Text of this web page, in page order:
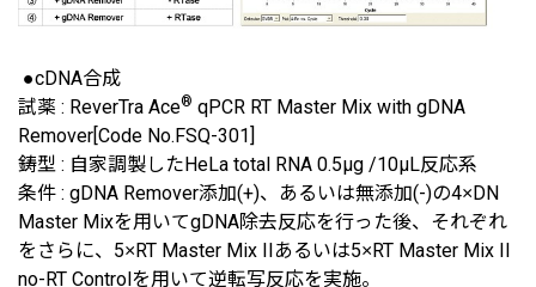
●cDNA合成
試薬 : ReverTra Ace® qPCR RT Master Mix with gDNA
Remover[Code No.FSQ-301]
鋳型 : 自家調製したHeLa total RNA 0.5μg /10μL反応系
条件 : gDNA Remover添加(+)、あるいは無添加(-)の4×DN
Master Mixを用いてgDNA除去反応を行った後、それぞれ
をさらに、5×RT Master Mix IIあるいは5×RT Master Mix II
no-RT Controlを用いて逆転写反応を実施。